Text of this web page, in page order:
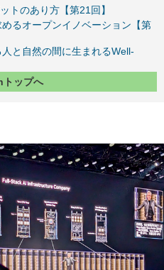
トのあり方【第21回】
るオープンイノベーション【第
と自然の間に生まれるWell-
ップへ